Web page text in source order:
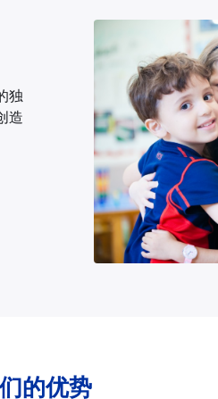
独
造
的优势